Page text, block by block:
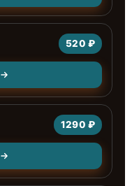
520 ₽
1290 ₽